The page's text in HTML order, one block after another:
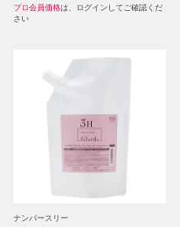
プロ会員価格は、ログインしてご確認くだ
さい
ナンバースリー